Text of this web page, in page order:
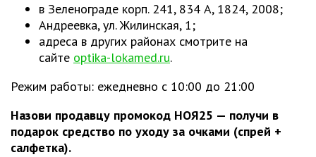
в Зеленограде корп. 241, 834 А, 1824, 2008;
Андреевка, ул. Жилинская, 1;
адреса в других районах смотрите на
сайте optika-lokamed.ru.
Режим работы: ежедневно с 10:00 до 21:00
Назови продавцу промокод НОЯ25 — получи в
подарок средство по уходу за очками (спрей +
салфетка).